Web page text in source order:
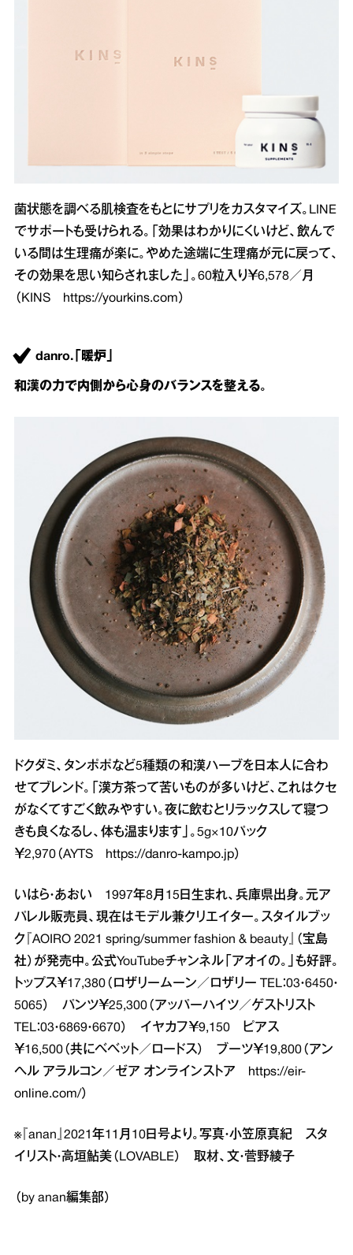
菌状態を調べる肌検査をもとにサプリをカスタマイズ。LINE
でサポートも受けられる。「効果はわかりにくいけど、飲んで
いる間は生理痛が楽に。やめた途端に生理痛が元に戻って、
その効果を思い知らされました」。60粒入り￥6,578／月
（KINS
https://yourkins.com ）
danro.「暖炉」
和漢の力で内側から心身のバランスを整える。
ドクダミ、タンポポなど5種類の和漢ハーブを日本人に合わ
せてブレンド。「漢方茶って苦いものが多いけど、これはクセ
がなくてすごく飲みやすい。夜に飲むとリラックスして寝つ
きも良くなるし、体も温まります」。5g×10パック
￥2,970（AYTS
https://danro-kampo.jp）
いはら・あおい 1997年8月15日生まれ、兵庫県出身。元ア
パレル販売員、現在はモデル兼クリエイター。スタイルブッ
ク『AOIRO 2021 spring/summer fashion & beauty』（宝島
社）が発売中。公式YouTubeチャンネル「アオイの。」も好評。
トップス￥17,380（ロザリームーン／ロザリー TEL：03・6450・
5065） パンツ￥25,300（アッパーハイツ／ゲストリスト
TEL：03・6869・6670） イヤカフ￥9,150 ピアス
￥16,500（共にベベット／ロードス） ブーツ￥19,800（アン
ヘル アラルコン／ゼア オンラインストア
https://eir-
online.com/）
※『anan』2021年11月10日号より。写真・小笠原真紀 スタ
イリスト・高垣鮎美（LOVABLE） 取材、文・菅野綾子
（by anan編集部）